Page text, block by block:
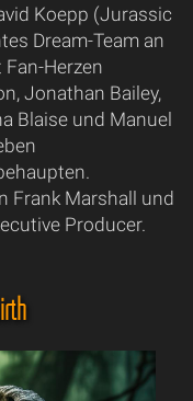
Koepp (Jurassic
Dream-Team an
Herzen
Jonathan Bailey,
Blaise und Manuel
Frank Marshall und
Producer.